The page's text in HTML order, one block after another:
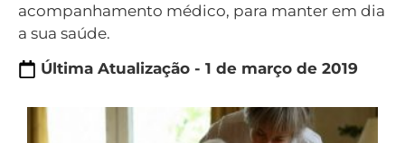
acompanhamento médico, para manter em dia
a sua saúde.
Última Atualização - 1 de março de 2019